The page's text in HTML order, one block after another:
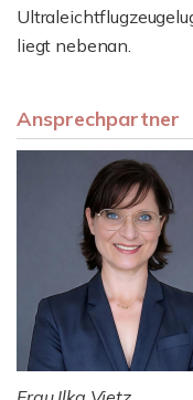
liegt nebenan.
Ansprechpartner